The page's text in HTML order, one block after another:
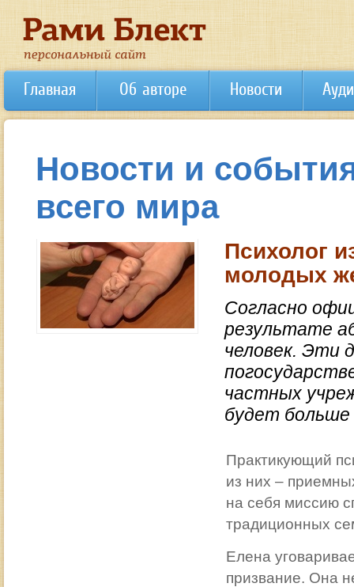
Главная Об авторе Новости
Новости и
всего мира
Психолог
молодых
Согласно
результате
человек. Эти
частных
будет больше
Практикующий
из них –
на себя миссию
традиционных
Елена
призвание. Она